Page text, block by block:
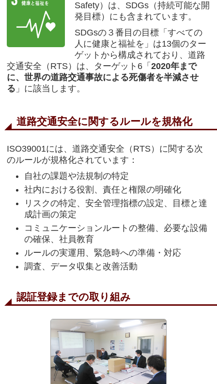
Safety）は、SDGs（持続可能な開
発目標）にも含まれています。
SDGsの３番目の目標「すべての
人に健康と福祉を」は13個のター
ゲットから構成されており、道路
交通安全（RTS）は、ターゲット6「 2020年まで
に、世界の道路交通事故による死傷者を半減させ
る 」に該当します。
道路交通安全に関するルールを規格化
ISO39001には、道路交通安全（RTS）に関する次
のルールが規格化されています：
自社の課題や法規制の特定
社内における役割、責任と権限の明確化
リスクの特定、安全管理指標の設定、目標と達
成計画の策定
コミュニケーションルートの整備、必要な設備
の確保、社員教育
ルールの実運用、緊急時への準備・対応
調査、データ収集と改善活動
認証登録までの取り組み